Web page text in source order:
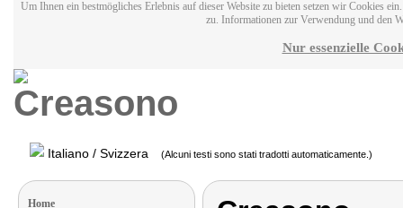
Um Ihnen ein bestmögliches Erlebnis auf dieser Website zu bieten setzen wir Cookies
zu. Informationen zur Verwendung und den
Nur essenzielle
Italiano / Svizzera (Alcuni testi sono stati tradotti automaticamente.)
Home